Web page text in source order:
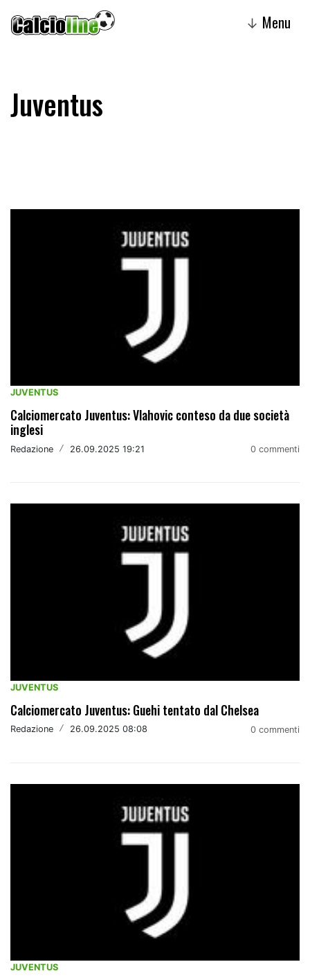
↓ Menu
Juventus
JUVENTUS
Calciomercato Juventus: Vlahovic conteso da due società
inglesi
Redazione / 26.09.2025 19:21 0 commenti
JUVENTUS
Calciomercato Juventus: Guehi tentato dal Chelsea
Redazione / 26.09.2025 08:08 0 commenti
JUVENTUS